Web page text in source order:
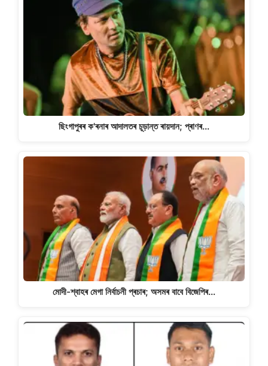
ছিংগাপুৰৰ ক'ৰনাৰ আদালতৰ চূড়ান্ত ৰায়দান; প্ৰাণৰ…
মোদী-শ্বাহৰ মেগা নিৰ্বাচনী প্ৰচাৰ; অসমৰ বাবে বিজেপিৰ…